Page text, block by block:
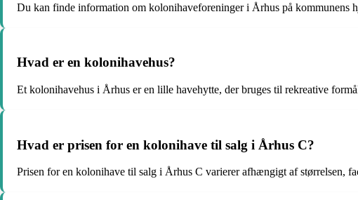
Du kan finde information om kolonihaveforeninger i Århus på kommunens
Hvad er en kolonihavehus?
Et kolonihavehus i Århus er en lille havehytte, der bruges til rekreative
Hvad er prisen for en kolonihave til salg i Århus C?
Prisen for en kolonihave til salg i Århus C varierer afhængigt af størrelsen,